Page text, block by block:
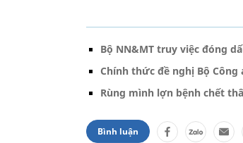
Bộ NN&MT truy việc đóng
Chính thức đề nghị Bộ
Rùng mình lợn bệnh chết
Bình luận